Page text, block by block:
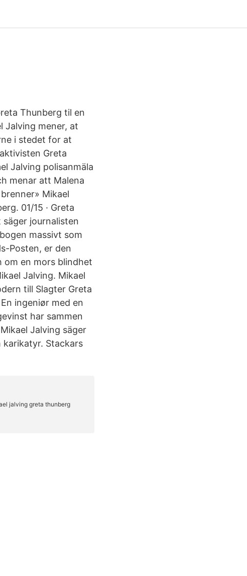
Thunberg til en
Jalving mener, at
i stedet for at
Greta
Jalving polisanmäla
menar att Malena
Mikael
01/15 · Greta
journalisten
massivt som
Posten, er den
om en mors blindhet
Jalving. Mikael
till Slagter Greta
ingeniør med en
har sammen
Jalving säger
Stackars